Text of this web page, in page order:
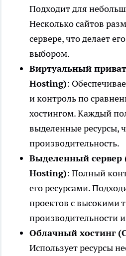
Подходит для
Несколько сайтов
сервере, что делает
выбором.
Виртуальный
Hosting):
и контроль по
хостингом. Каждый
выделенные ресурсы,
производительность.
Выделенный сервер
Hosting): Полный
его ресурсами.
проектов с высокими
производительности
Облачный хостинг
Использует ресурсы